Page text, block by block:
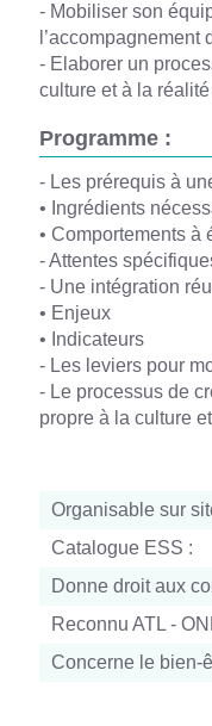
- Mobiliser son
l’accompagnement
- Elaborer un
culture et à la
Programme :
- Les prérequis à
• Ingrédients
• Comportements à
- Attentes
- Une intégration
• Enjeux
• Indicateurs
- Les leviers pour
- Le processus de
propre à la culture
Organisable sur
Catalogue ESS :
Donne droit aux
Reconnu ATL -
Concerne le bien-